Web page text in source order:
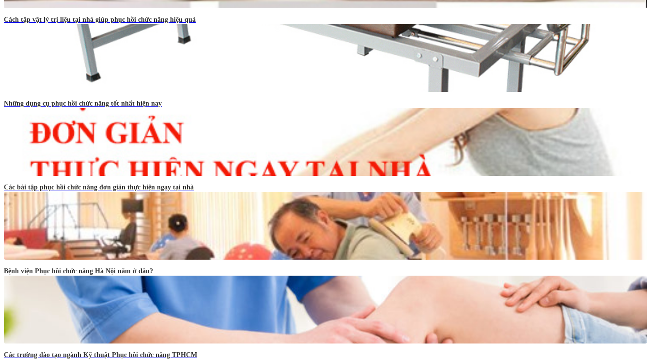
Cách tập vật lý trị liệu tại nhà giúp phục hồi chức năng hiệu quả
Những dụng cụ phục hồi chức năng tốt nhất hiện nay
Các bài tập phục hồi chức năng đơn giản thực hiện ngay tại nhà
Bệnh viện Phục hồi chức năng Hà Nội nằm ở đâu?
Các trường đào tạo ngành Kỹ thuật Phục hồi chức năng TPHCM